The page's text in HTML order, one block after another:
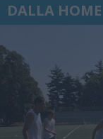
DALLA HOME